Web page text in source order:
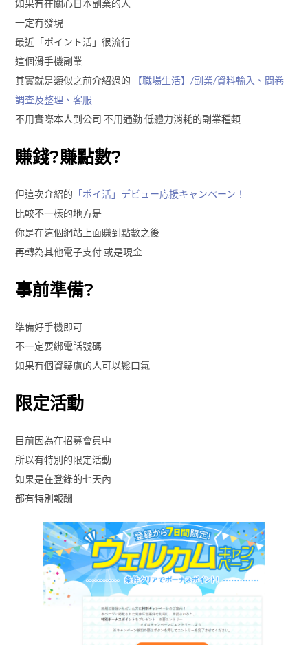
如果有在關心日本副業的人
一定有發現
最近「ポイント活」很流行
這個滑手機副業
其實就是類似之前介紹過的
【職場生活】/副業/資料輸入、問卷
調查及整理、客服
不用實際本人到公司 不用通勤 低體力消耗的副業種類
賺錢?賺點數?
但這次介紹的 「ポイ活」デビュー応援キャンペーン！
比較不一樣的地方是
你是在這個網站上面賺到點數之後
再轉為其他電子支付 或是現金
事前準備?
準備好手機即可
不一定要綁電話號碼
如果有個資疑慮的人可以鬆口氣
限定活動
目前因為在招募會員中
所以有特別的限定活動
如果是在登錄的七天內
都有特別報酬